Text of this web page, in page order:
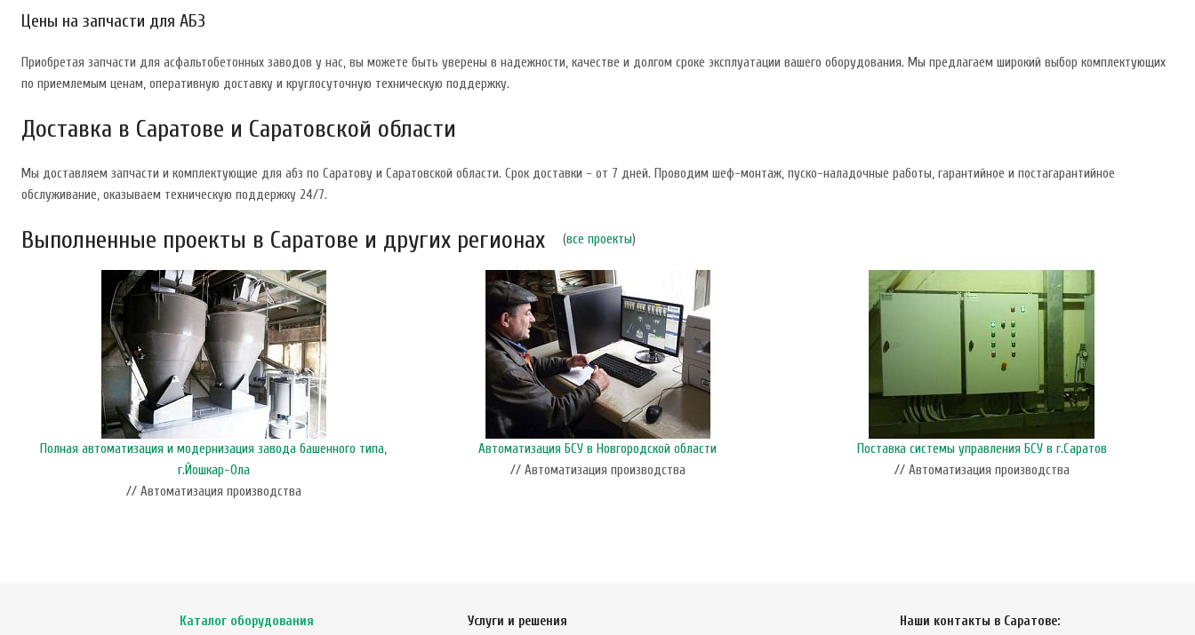
Цены на запчасти для АБЗ
Приобретая запчасти для асфальтобетонных заводов у нас, вы можете быть уверены в надежности, качестве и долгом сроке эксплуатации вашего оборудования. Мы предлагаем широкий выбор комплектующих
по приемлемым ценам, оперативную доставку и круглосуточную техническую поддержку.
Доставка в Саратове и Саратовской области
Мы доставляем запчасти и комплектующие для абз по Саратову и Саратовской области. Срок доставки - от 7 дней. Проводим шеф-монтаж, пуско-наладочные работы, гарантийное и постагарантийное
обслуживание, оказываем техническую поддержку 24/7.
Выполненные проекты в Саратове и других регионах (все проекты)
Полная автоматизация и модернизация завода башенного типа,
г.Йошкар-Ола
// Автоматизация производства
Автоматизация БСУ в Новгородской области
// Автоматизация производства
Поставка системы управления БСУ в г.Саратов
// Автоматизация производства
Каталог оборудования Услуги и решения Наши контакты в Саратове: